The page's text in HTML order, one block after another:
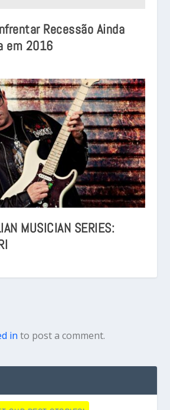
Recessão Ainda
em 2016
MUSICIAN SERIES:
in to post a comment.